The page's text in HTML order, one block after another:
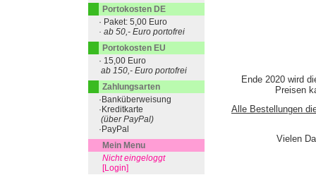
Ende 2020 wird
Preisen
Alle Bestellungen
Vielen
Portokosten DE
· Paket: 5,00 Euro
· ab 50,- Euro portofrei
Portokosten EU
· 15,00 Euro
ab 150,- Euro portofrei
Zahlungsarten
·Banküberweisung
·Kreditkarte
(über PayPal)
·PayPal
Mein Menu
Nicht eingeloggt
[Login]